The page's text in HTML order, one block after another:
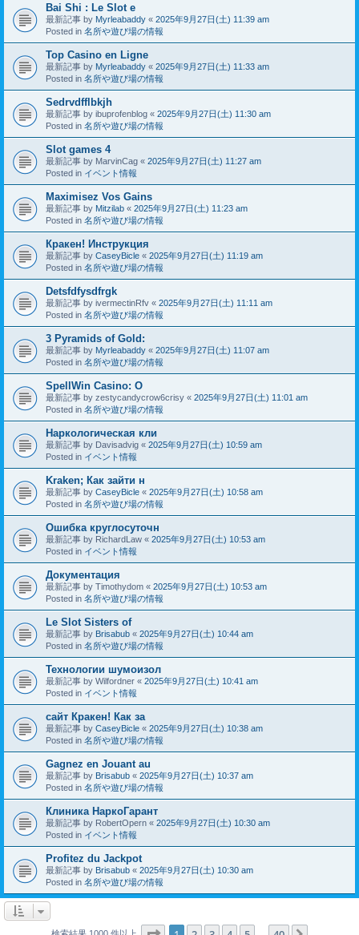
Bai Shi : Le Slot e
最新記事 by Myrleabaddy « 2025年9月27日(土) 11:39 am
Posted in 名所や遊び場の情報
Top Casino en Ligne
最新記事 by Myrleabaddy « 2025年9月27日(土) 11:33 am
Posted in 名所や遊び場の情報
Sedrvdfflbkjh
最新記事 by ibuprofenblog « 2025年9月27日(土) 11:30 am
Posted in 名所や遊び場の情報
Slot games 4
最新記事 by MarvinCag « 2025年9月27日(土) 11:27 am
Posted in イベント情報
Maximisez Vos Gains
最新記事 by Mitzilab « 2025年9月27日(土) 11:23 am
Posted in 名所や遊び場の情報
Кракен! Инструкция
最新記事 by CaseyBicle « 2025年9月27日(土) 11:19 am
Posted in 名所や遊び場の情報
Detsfdfysdfrgk
最新記事 by ivermectinRfv « 2025年9月27日(土) 11:11 am
Posted in 名所や遊び場の情報
3 Pyramids of Gold:
最新記事 by Myrleabaddy « 2025年9月27日(土) 11:07 am
Posted in 名所や遊び場の情報
SpellWin Casino: O
最新記事 by zestycandycrow6crisy « 2025年9月27日(土) 11:01 am
Posted in 名所や遊び場の情報
Наркологическая кли
最新記事 by Davisadvig « 2025年9月27日(土) 10:59 am
Posted in イベント情報
Kraken; Как зайти н
最新記事 by CaseyBicle « 2025年9月27日(土) 10:58 am
Posted in 名所や遊び場の情報
Ошибка круглосуточн
最新記事 by RichardLaw « 2025年9月27日(土) 10:53 am
Posted in イベント情報
Документация
最新記事 by Timothydom « 2025年9月27日(土) 10:53 am
Posted in 名所や遊び場の情報
Le Slot Sisters of
最新記事 by Brisabub « 2025年9月27日(土) 10:44 am
Posted in 名所や遊び場の情報
Технологии шумоизол
最新記事 by Wilfordner « 2025年9月27日(土) 10:41 am
Posted in イベント情報
сайт Кракен! Как за
最新記事 by CaseyBicle « 2025年9月27日(土) 10:38 am
Posted in 名所や遊び場の情報
Gagnez en Jouant au
最新記事 by Brisabub « 2025年9月27日(土) 10:37 am
Posted in 名所や遊び場の情報
Клиника НаркоГарант
最新記事 by RobertOpern « 2025年9月27日(土) 10:30 am
Posted in イベント情報
Profitez du Jackpot
最新記事 by Brisabub « 2025年9月27日(土) 10:30 am
Posted in 名所や遊び場の情報
検索結果 1000 件以上